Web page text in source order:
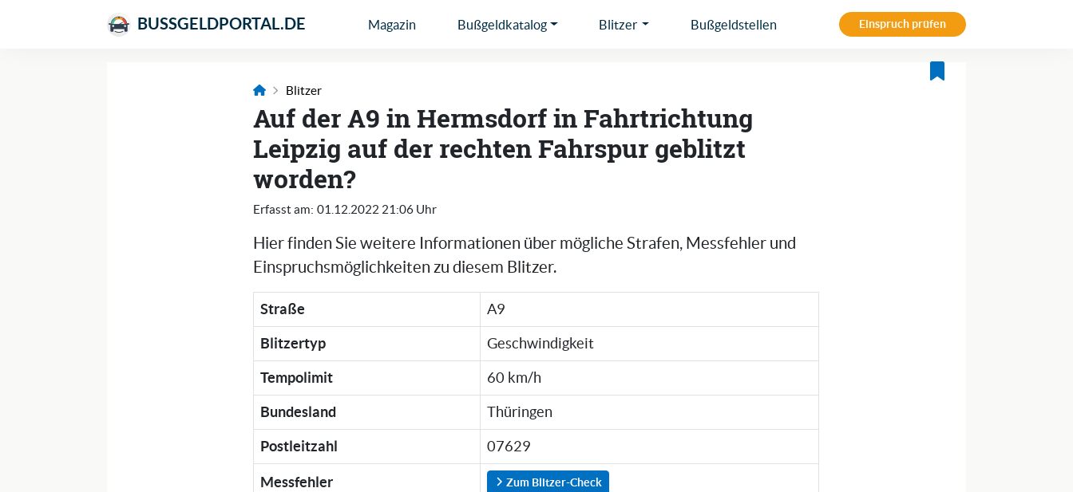
BUSSGELDPORTAL.DE Magazin Bußgeldkatalog Blitzer Bußgeldstellen Einspruch prüfen
Blitzer
Auf der A9 in Hermsdorf in Fahrtrichtung
Leipzig auf der rechten Fahrspur geblitzt
worden?
Erfasst am: 01.12.2022 21:06 Uhr
Hier finden Sie weitere Informationen über mögliche Strafen, Messfehler und
Einspruchsmöglichkeiten zu diesem Blitzer.
Straße A9
Blitzertyp Geschwindigkeit
Tempolimit 60 km/h
Bundesland Thüringen
Postleitzahl 07629
Messfehler Zum Blitzer-Check